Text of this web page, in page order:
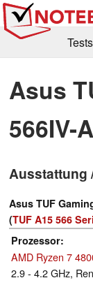
Tests
Kaufberatung
Forum
Asus
566IV-
Ausstattung
Asus TUF
(TUF A15 566
Prozessor
AMD Ryzen 7
2.9 - 4.2 GHz,